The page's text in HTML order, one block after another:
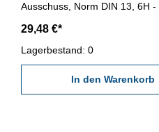
Ausschuss, Norm DIN 13, 6H -
29,48 €*
Lagerbestand: 0
In den Warenkorb